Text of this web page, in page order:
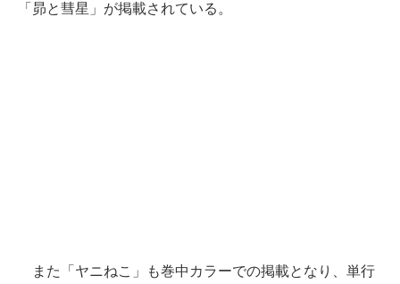
「昴と彗星」が掲載されている。
また「ヤニねこ」も巻中カラーでの掲載となり、単行